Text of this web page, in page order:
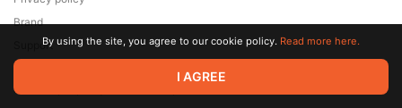
© 2026 Zaya Solutions Limited. All rights reserved. All trademarks
are the property of their respective owners.
Brand
SupportBy using the site, you agree to our cookie policy. Read more here.
I AGREE